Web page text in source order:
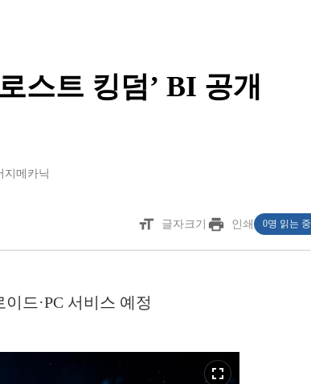
스트 킹덤’ BI 공개
지메카닉
format_size 글자크기 print 인쇄 0명 읽는 중
드·PC 서비스 예정
fullscreen